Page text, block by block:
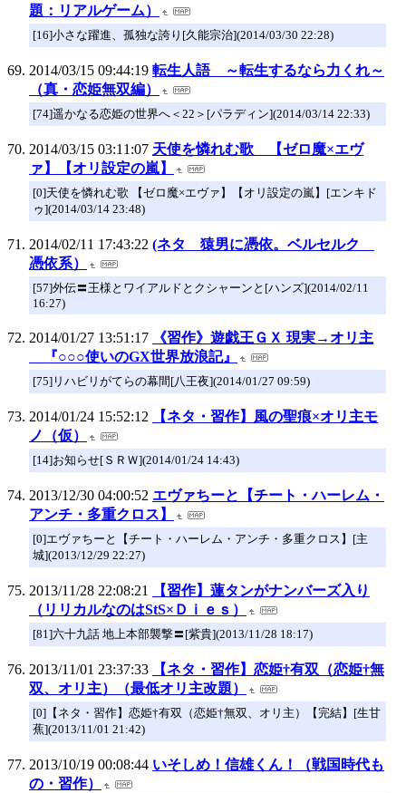
題：リアルゲーム）
[16]小さな躍進、孤独な誇り[久能宗治](2014/03/30 22:28)
2014/03/15 09:44:19 転生人語 ～転生するなら力くれ～
（真・恋姫無双編）
[74]遥かなる恋姫の世界へ＜22＞[パラディン](2014/03/14 22:33)
2014/03/15 03:11:07 天使を憐れむ歌 【ゼロ魔×エヴ
ァ】【オリ設定の嵐】
[0]天使を憐れむ歌 【ゼロ魔×エヴァ】【オリ設定の嵐】[エンキド
ゥ](2014/03/14 23:48)
2014/02/11 17:43:22 (ネタ 猿男に憑依。ベルセルク
憑依系）
[57]外伝〓王様とワイアルドとクシャーンと[ハンズ](2014/02/11
16:27)
2014/01/27 13:51:17
《習作》遊戯王ＧＸ 現実→オリ主
『○○○使いのGX世界放浪記』
[75]リハビリがてらの幕間[八王夜](2014/01/27 09:59)
2014/01/24 15:52:12
【ネタ・習作】風の聖痕×オリ主モ
ノ（仮）
[14]お知らせ[ＳＲＷ](2014/01/24 14:43)
2013/12/30 04:00:52 エヴァちーと【チート・ハーレム・
アンチ・多重クロス】
[0]エヴァちーと【チート・ハーレム・アンチ・多重クロス】[主
城](2013/12/29 22:27)
2013/11/28 22:08:21
【習作】蓮タンがナンバーズ入り
（リリカルなのはStS×Ｄｉｅｓ）
[81]六十九話 地上本部襲撃〓[紫貴](2013/11/28 18:17)
2013/11/01 23:37:33
【ネタ・習作】恋姫†有双（恋姫†無
双、オリ主）（最低オリ主改題）
[0]【ネタ・習作】恋姫†有双（恋姫†無双、オリ主）【完結】[生甘
蕉](2013/11/01 21:42)
2013/10/19 00:08:44 いそしめ！信雄くん！（戦国時代も
の・習作）